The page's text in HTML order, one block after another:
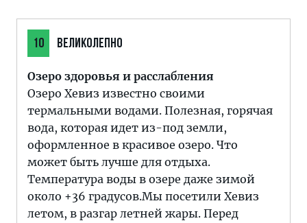
10 ВЕЛИКОЛЕПНО
Озеро здоровья и расслабления
Озеро Хевиз известно своими
термальными водами. Полезная, горячая
вода, которая идет из-под земли,
оформленное в красивое озеро. Что
может быть лучше для отдыха.
Температура воды в озере даже зимой
около +36 градусов.Мы посетили Хевиз
летом, в разгар летней жары. Перед